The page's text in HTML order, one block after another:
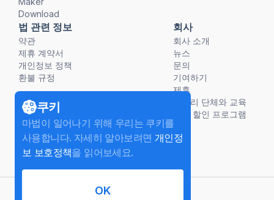
Download
법 관련 정보
약관
제휴 계약서
개인정보 정책
환불 규정
회사
회사 소개
뉴스
문의
기여하기
제휴
비영리 단체와 교육
단체 할인 프로그램
쿠키
마법이 일어나기 위해 우리는 쿠키를
사용합니다. 자세히 알아보려면 개인정
보 보호정책을 읽어보세요.
OK